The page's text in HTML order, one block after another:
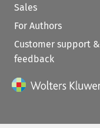
Sales
For Authors
Customer support &
feedback